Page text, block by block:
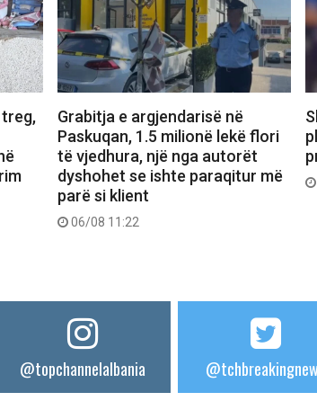
Grabitja e argjendarisë në
Paskuqan, 1.5 milionë lekë flori
të vjedhura, një nga autorët
dyshohet se ishte paraqitur më
parë si klient
06/08 11:22
@topchannelalbania